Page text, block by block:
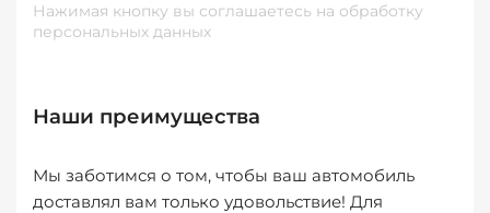
Нажимая кнопку вы соглашаетесь на обработку
персональных данных
Наши преимущества
Мы заботимся о том, чтобы ваш автомобиль
доставлял вам только удовольствие! Для